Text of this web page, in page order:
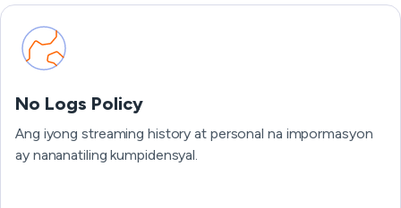
No Logs Policy
Ang iyong streaming history at personal na impormasyon
ay nananatiling kumpidensyal.